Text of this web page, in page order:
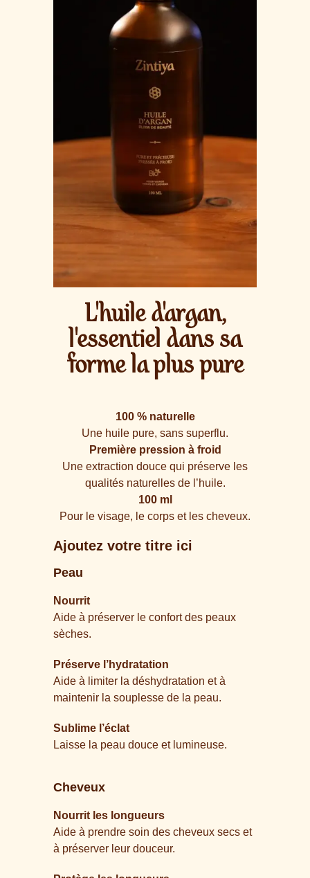
L'huile d'argan,
l'essentiel dans sa
forme la plus pure
100 % naturelle
Une huile pure, sans superflu.
Première pression à froid
Une extraction douce qui préserve les
qualités naturelles de l’huile.
100 ml
Pour le visage, le corps et les cheveux.
Ajoutez votre titre ici
Peau
Nourrit
Aide à préserver le confort des peaux
sèches.
Préserve l’hydratation
Aide à limiter la déshydratation et à
maintenir la souplesse de la peau.
Sublime l’éclat
Laisse la peau douce et lumineuse.
Cheveux
Nourrit les longueurs
Aide à prendre soin des cheveux secs et
à préserver leur douceur.